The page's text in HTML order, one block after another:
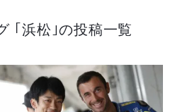
｢浜松｣の投稿一覧